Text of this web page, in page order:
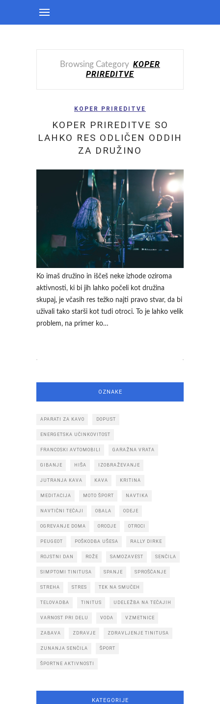
Browsing Category KOPER
PRIREDITVE
KOPER PRIREDITVE
KOPER PRIREDITVE SO
LAHKO RES ODLIČEN ODDIH
ZA DRUŽINO
Ko imaš družino in iščeš neke izhode oziroma
aktivnosti, ki bi jih lahko počeli kot družina
skupaj, je včasih res težko najti pravo stvar, da bi
uživali tako starši kot tudi otroci. To je lahko velik
problem, na primer ko…
OZNAKE
APARATI ZA KAVO DOPUST
ENERGETSKA UČINKOVITOST
FRANCOSKI AVTOMOBILI GARAŽNA VRATA
GIBANJE HIŠA IZOBRAŽEVANJE
JUTRANJA KAVA KAVA KRITINA
MEDITACIJA MOTO ŠPORT NAVTIKA
NAVTIČNI TEČAJI OBALA ODEJE
OGREVANJE DOMA ORODJE OTROCI
PEUGEOT POŠKODBA UŠESA RALLY DIRKE
ROJSTNI DAN ROŽE SAMOZAVEST SENČILA
SIMPTOMI TINITUSA SPANJE SPROŠČANJE
STREHA STRES TEK NA SMUČEH
TELOVADBA TINITUS UDELEŽBA NA TEČAJIH
VARNOST PRI DELU VODA VZMETNICE
ZABAVA ZDRAVJE ZDRAVLJENJE TINITUSA
ZUNANJA SENČILA ŠPORT
ŠPORTNE AKTIVNOSTI
KATEGORIJE